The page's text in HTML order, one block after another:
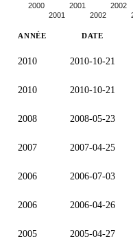
2000
2001
2001
2002
2002
ANNÉE DATE
2010 2010-10-21
2010 2010-10-21
2008 2008-05-23
2007 2007-04-25
2006 2006-07-03
2006 2006-04-26
2005 2005-04-27